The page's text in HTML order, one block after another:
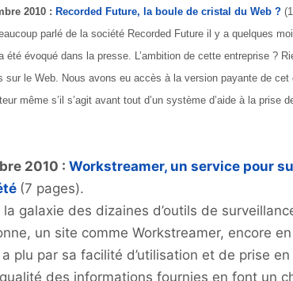
2010 : Recorded Future, la boule de cristal du Web ?
parlé de la société Recorded Future il y a quelques
été évoqué dans la presse. L’ambition de cette entreprise ?
sur le Web. Nous avons eu accès à la version payante de cet
même s’il s’agit avant tout d’un système d’aide à la prise
2010 : Workstreamer, un service pour
(7 pages).
la galaxie des dizaines d’outils de
un site comme Workstreamer, encore
a plu par sa facilité d’utilisation et de prise
des informations fournies en font un